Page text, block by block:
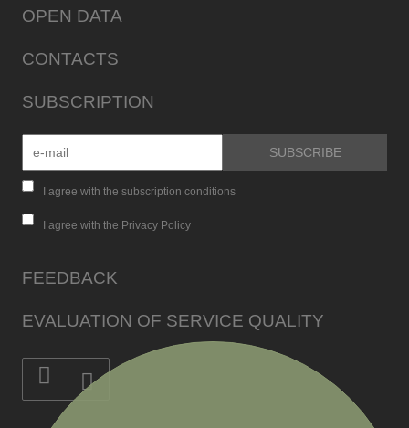
OPEN DATA
CONTACTS
SUBSCRIPTION
I agree with the subscription conditions
I agree with the Privacy Policy
FEEDBACK
EVALUATION OF SERVICE QUALITY